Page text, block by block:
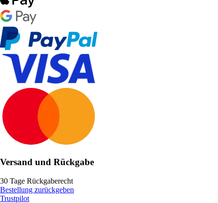
Versand und Rückgabe
30 Tage Rückgaberecht
Bestellung zurückgeben
Trustpilot